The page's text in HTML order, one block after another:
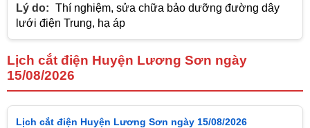
Lý do: Thí nghiệm, sửa chữa bảo dưỡng đường dây
lưới điện Trung, hạ áp
Lịch cắt điện Huyện Lương Sơn ngày
15/08/2026
Lịch cắt điện Huyện Lương Sơn ngày 15/08/2026